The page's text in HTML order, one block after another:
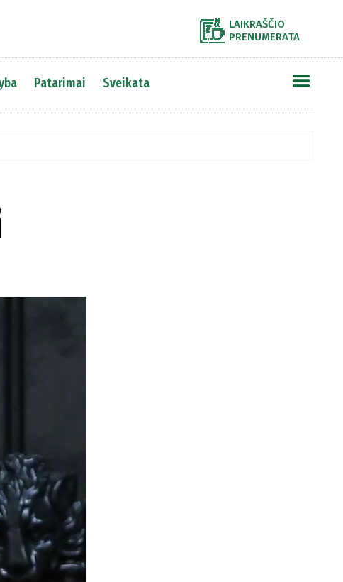
LAIKRAŠČIO
PRENUMERATA
Patarimai Sveikata